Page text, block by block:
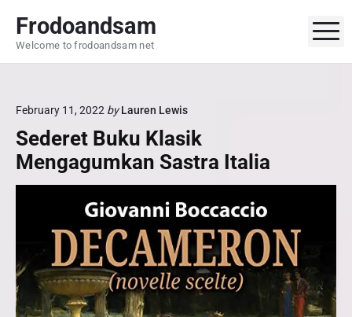
p
Frodoandsam
Welcome to frodoandsam net
February 11, 2022 by Lauren Lewis
Sederet Buku Klasik
Mengagumkan Sastra Italia